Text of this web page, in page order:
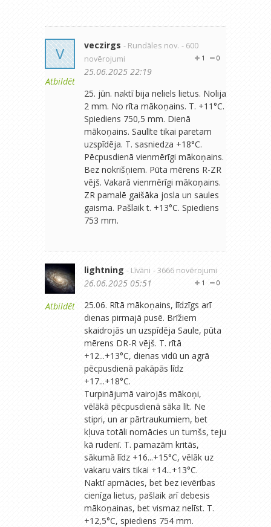
V
Atbildēt
veczirgs - Rundāles nov. - 600
novērojumi
0
1
25.06.2025 22:19
25. jūn. naktī bija neliels lietus. Nolija
2 mm. No rīta mākoņains. T. +11°C.
Spiediens 750,5 mm. Dienā
mākoņains. Saulīte tikai paretam
uzspīdēja. T. sasniedza +18°C.
Pēcpusdienā vienmērīgi mākoņains.
Bez nokrišņiem. Pūta mērens R-ZR
vējš. Vakarā vienmērīgi mākoņains.
ZR pamalē gaišāka josla un saules
gaisma. Pašlaik t. +13°C. Spiediens
753 mm.
Atbildēt
lightning - Līvāni - 3666 novērojumi
0
1
26.06.2025 05:51
25.06. Rītā mākoņains, līdzīgs arī
dienas pirmajā pusē. Brīžiem
skaidrojās un uzspīdēja Saule, pūta
mērens DR-R vējš. T. rītā
+12...+13°C, dienas vidū un agrā
pēcpusdienā pakāpās līdz
+17...+18°C.
Turpinājumā vairojās mākoņi,
vēlākā pēcpusdienā sāka līt. Ne
stipri, un ar pārtraukumiem, bet
kļuva totāli nomācies un tumšs, teju
kā rudenī. T. pamazām kritās,
sākumā līdz +16...+15°C, vēlāk uz
vakaru vairs tikai +14...+13°C.
Naktī apmācies, bet bez ievērības
cienīga lietus, pašlaik arī debesis
mākoņainas, bet vismaz nelīst. T.
+12,5°C, spiediens 754 mm.